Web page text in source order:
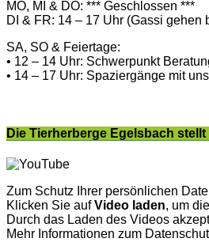
MO, MI & DO: *** Geschlossen ***
DI & FR: 14 – 17 Uhr (Gassi gehen
SA, SO & Feiertage:
• 12 – 14 Uhr: Schwerpunkt
• 14 – 17 Uhr: Spaziergänge mit
Die Tierherberge Egelsbach
Zum Schutz Ihrer persönlichen
Klicken Sie aufVideo laden, um
Durch das Laden des Videos
Mehr Informationen zum